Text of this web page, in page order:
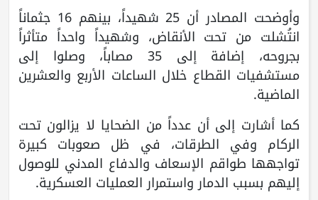
وأوضحت المصادر أن 25 شهيداً، بينهم 16 جثماناً
انتُشلت من تحت الأنقاض، وشهيداً واحداً متأثراً
بجروحه، إضافة إلى 35 مصاباً، وصلوا إلى
مستشفيات القطاع خلال الساعات الأربع والعشرين
الماضية.
كما أشارت إلى أن عدداً من الضحايا لا يزالون تحت
الركام وفي الطرقات، في ظل صعوبات كبيرة
تواجهها طواقم الإسعاف والدفاع المدني للوصول
إليهم بسبب الدمار واستمرار العمليات العسكرية.